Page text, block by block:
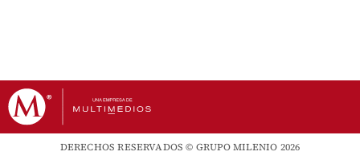
DERECHOS RESERVADOS © GRUPO MILENIO 2026